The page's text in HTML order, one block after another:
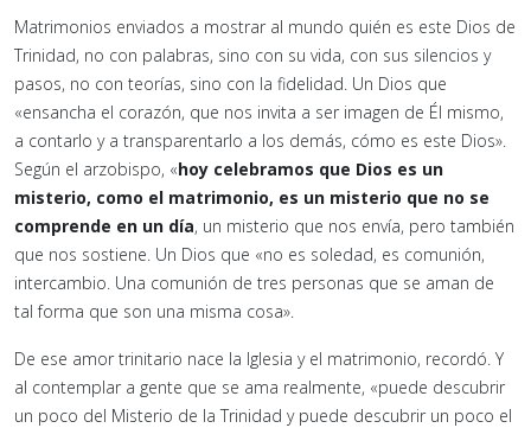
Matrimonios enviados a mostrar al mundo quién es este Dios de
Trinidad, no con palabras, sino con su vida, con sus silencios y
pasos, no con teorías, sino con la fidelidad. Un Dios que
«ensancha el corazón, que nos invita a ser imagen de Él mismo,
a contarlo y a transparentarlo a los demás, cómo es este Dios».
Según el arzobispo, «hoy celebramos que Dios es un
misterio, como el matrimonio, es un misterio que no se
comprende en un día, un misterio que nos envía, pero también
que nos sostiene. Un Dios que «no es soledad, es comunión,
intercambio. Una comunión de tres personas que se aman de
tal forma que son una misma cosa».
De ese amor trinitario nace la Iglesia y el matrimonio, recordó. Y
al contemplar a gente que se ama realmente, «puede descubrir
un poco del Misterio de la Trinidad y puede descubrir un poco el